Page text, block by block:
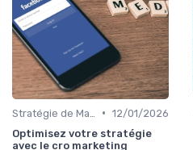
• 12/01/2026
Optimisez votre stratégie
avec le cro marketing